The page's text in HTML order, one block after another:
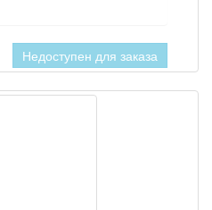
Недоступен для заказа